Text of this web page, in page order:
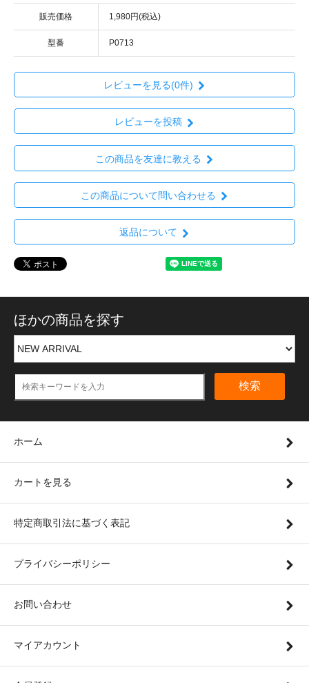
販売価格 1,980円(税込)
型番 P0713
レビューを見る(0件)
レビューを投稿
この商品を友達に教える
この商品について問い合わせる
返品について
ほかの商品を探す
検索
ホーム
カートを見る
特定商取引法に基づく表記
プライバシーポリシー
お問い合わせ
マイアカウント